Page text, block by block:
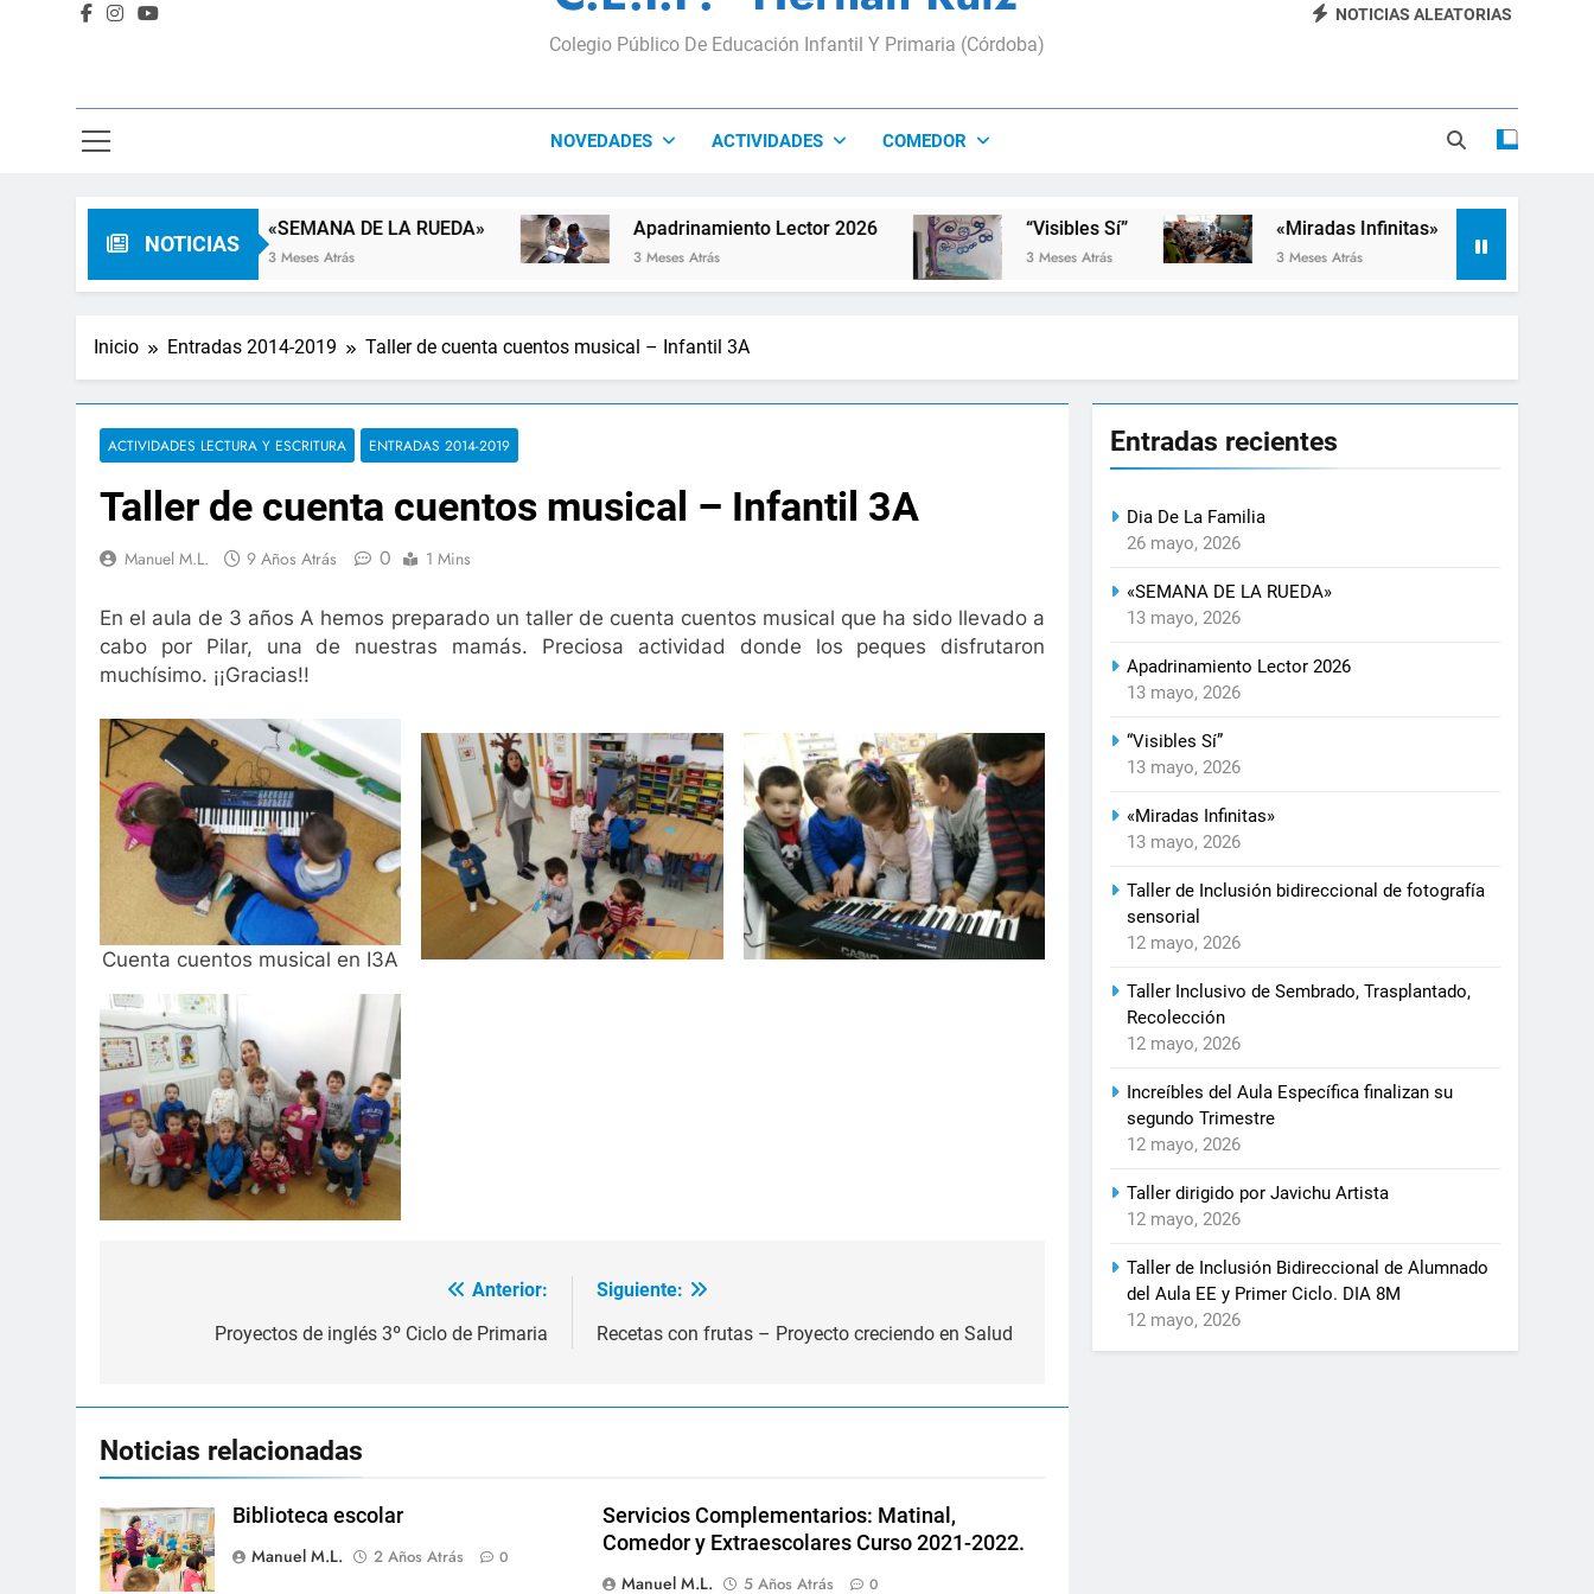
Colegio Público De Educación Infantil Y Primaria (Córdoba)
NOTICIAS ALEATORIAS
NOVEDADES ACTIVIDADES COMEDOR
NOTICIAS
«SEMANA DE LA RUEDA»
3 Meses Atrás
Apadrinamiento Lector 2026
3 Meses Atrás
“Visibles Sí”
3 Meses Atrás
«Miradas Infinitas»
3 Meses Atrás
Inicio Entradas 2014-2019 Taller de cuenta cuentos musical – Infantil 3A
ACTIVIDADES LECTURA Y ESCRITURA ENTRADAS 2014-2019
Taller de cuenta cuentos musical – Infantil 3A
Manuel M.L. 9 Años Atrás 0 1 Mins
En el aula de 3 años A hemos preparado un taller de cuenta cuentos musical que ha sido llevado a
cabo por Pilar, una de nuestras mamás. Preciosa actividad donde los peques disfrutaron
muchísimo. ¡¡Gracias!!
Cuenta cuentos musical en I3A
Anterior:
Proyectos de inglés 3º Ciclo de Primaria
Siguiente:
Recetas con frutas – Proyecto creciendo en Salud
Noticias relacionadas
Biblioteca escolar
Manuel M.L.
2 Años Atrás 0
Servicios Complementarios: Matinal,
Comedor y Extraescolares Curso 2021-2022.
Manuel M.L.
5 Años Atrás 0
Entradas recientes
Dia De La Familia
26 mayo, 2026
«SEMANA DE LA RUEDA»
13 mayo, 2026
Apadrinamiento Lector 2026
13 mayo, 2026
“Visibles Sí”
13 mayo, 2026
«Miradas Infinitas»
13 mayo, 2026
Taller de Inclusión bidireccional de fotografía
sensorial
12 mayo, 2026
Taller Inclusivo de Sembrado, Trasplantado,
Recolección
12 mayo, 2026
Increíbles del Aula Específica finalizan su
segundo Trimestre
12 mayo, 2026
Taller dirigido por Javichu Artista
12 mayo, 2026
Taller de Inclusión Bidireccional de Alumnado
del Aula EE y Primer Ciclo. DIA 8M
12 mayo, 2026